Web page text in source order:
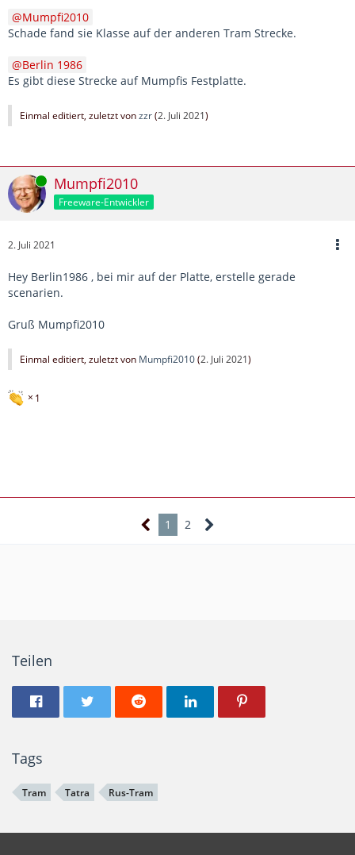
Mumpfi2010
Schade fand sie Klasse auf der anderen Tram Strecke.
Berlin 1986
Es gibt diese Strecke auf Mumpfis Festplatte.
Einmal editiert, zuletzt vonzzr(2. Juli 2021)
Online Mumpfi2010
Freeware-Entwickler
2. Juli 2021
Hey Berlin1986 , bei mir auf der Platte, erstelle gerade
scenarien.
Gruß Mumpfi2010
Einmal editiert, zuletzt von Mumpfi2010(2. Juli 2021)
1
1 2
Teilen
Tags
Tram Tatra Rus-Tram